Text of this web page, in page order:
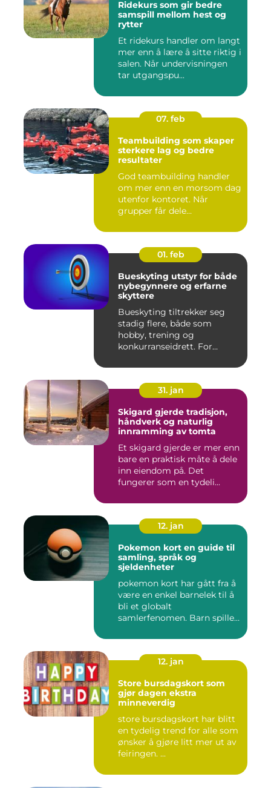
Ridekurs som gir bedre
samspill mellom hest og
rytter
Et ridekurs handler om langt
mer enn å lære å sitte riktig i
salen. Når undervisningen
tar utgangspu...
07. feb
Teambuilding som skaper
sterkere lag og bedre
resultater
God teambuilding handler
om mer enn en morsom dag
utenfor kontoret. Når
grupper får dele
01. feb
Bueskyting utstyr for både
nybegynnere og erfarne
skyttere
Bueskyting tiltrekker seg
stadig flere, både som
hobby, trening og
konkurranseidrett. For
31. jan
Skigard gjerde tradisjon,
håndverk og naturlig
innramming av tomta
Et skigard gjerde er mer enn
bare en praktisk måte å dele
inn eiendom på. Det
fungerer som en tydeli...
12. jan
Pokemon kort en guide til
samling, språk og
sjeldenheter
pokemon kort har gått fra å
være en enkel barnelek til å
bli et globalt
samlerfenomen. Barn spiller
12. jan
Store bursdagskort som
gjør dagen ekstra
minneverdig
store bursdagskort har blitt
en tydelig trend for alle som
ønsker å gjøre litt mer ut av
feiringen. ...